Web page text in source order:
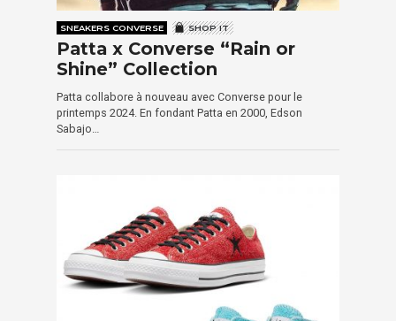
SNEAKERS CONVERSE SHOP IT
Patta x Converse “Rain or
Shine” Collection
Patta collabore à nouveau avec Converse pour le
printemps 2024. En fondant Patta en 2000, Edson
Sabajo…